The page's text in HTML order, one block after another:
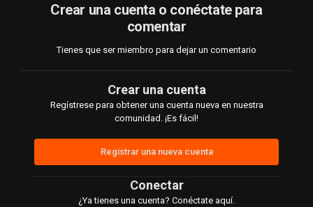
Crear una cuenta o conéctate para
comentar
Tienes que ser miembro para dejar un comentario
Crear una cuenta
Regístrese para obtener una cuenta nueva en nuestra
comunidad. ¡Es fácil!
Registrar una nueva cuenta
Conectar
¿Ya tienes una cuenta? Conéctate aquí.